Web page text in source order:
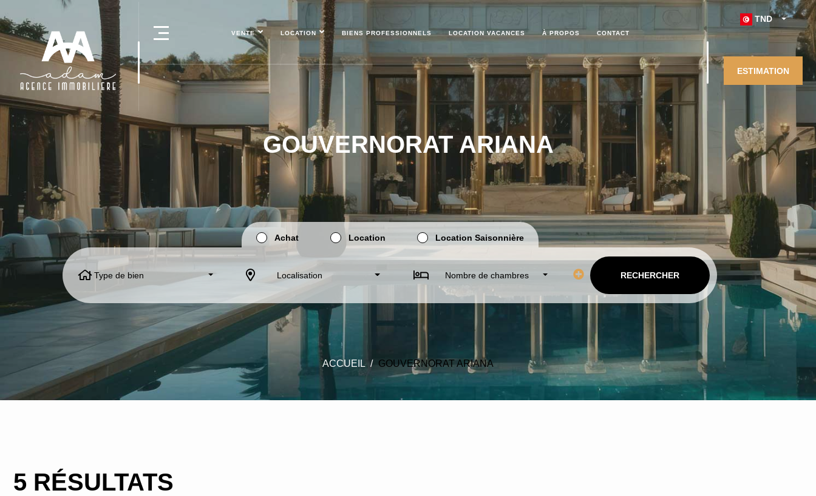
VENTE LOCATION BIENS PROFESSIONNELS LOCATION VACANCES À PROPOS CONTACT
TND
ESTIMATION
GOUVERNORAT ARIANA
Achat Location Location Saisonnière
Type de bien Localisation Nombre de chambres RECHERCHER
ACCUEIL GOUVERNORAT ARIANA
5 RÉSULTATS